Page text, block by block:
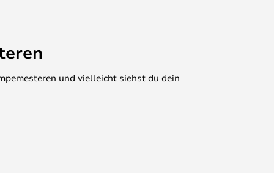
und vielleicht siehst du dein